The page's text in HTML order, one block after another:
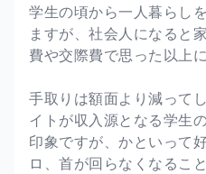
学生の頃から一人暮らし
ますが、社会人になると
費や交際費で思った以上
手取りは額面より減って
イトが収入源となる学生
印象ですが、かといって
ロ、首が回らなくなるこ